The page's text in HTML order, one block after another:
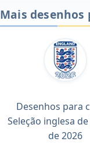
Mais
Desenhos para
Seleção inglesa
de 2026